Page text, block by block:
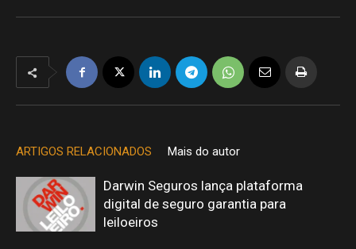
ARTIGOS RELACIONADOS Mais do autor
Darwin Seguros lança plataforma
digital de seguro garantia para
leiloeiros